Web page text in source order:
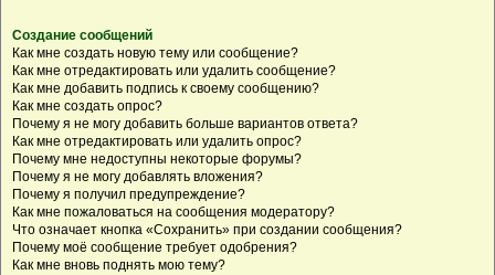
Создание сообщений
Как мне создать новую тему или сообщение?
Как мне отредактировать или удалить сообщение?
Как мне добавить подпись к своему сообщению?
Как мне создать опрос?
Почему я не могу добавить больше вариантов ответа?
Как мне отредактировать или удалить опрос?
Почему мне недоступны некоторые форумы?
Почему я не могу добавлять вложения?
Почему я получил предупреждение?
Как мне пожаловаться на сообщения модератору?
Что означает кнопка «Сохранить» при создании сообщения?
Почему моё сообщение требует одобрения?
Как мне вновь поднять мою тему?